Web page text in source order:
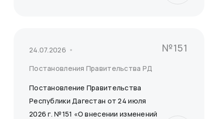
24.07.2026
Постановления Правительства РД
№151
Постановление Правительства
Республики Дагестан от 24 июля
2026 г. №151 «О внесении изменений